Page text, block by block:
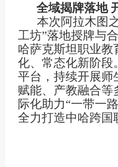
全域揭牌落地
本次阿拉木图
工坊”落地授牌与
哈萨克斯坦职业教
化、常态化新阶段
平台，持续开展师
赋能、产教融合等
际化助力“一带一
全力打造中哈跨国